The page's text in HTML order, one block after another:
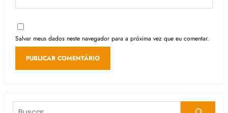
Salvar meus dados neste navegador para a próxima vez que eu comentar.
Pesquisar